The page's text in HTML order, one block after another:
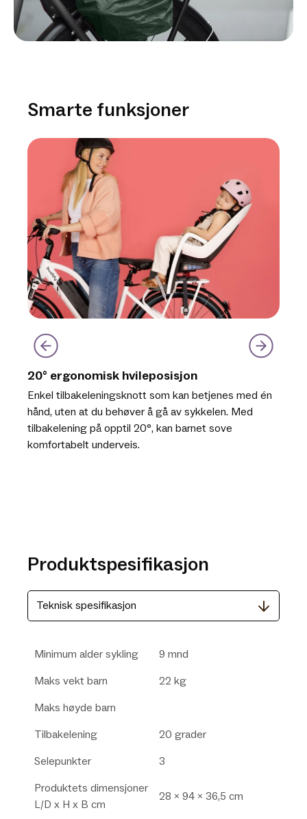
Smarte funksjoner
20° ergonomisk hvileposisjon
Enkel tilbakeleningsknott som kan betjenes med én
hånd, uten at du behøver å gå av sykkelen. Med
tilbakelening på opptil 20°, kan barnet sove
komfortabelt underveis.
Produktspesifikasjon
Teknisk spesifikasjon
Minimum alder sykling
9 mnd
Maks vekt barn
22 kg
Maks høyde barn
Tilbakelening
20 grader
Selepunkter
3
Produktets dimensjoner
L/D x H x B cm
28 x 94 x 36,5 cm